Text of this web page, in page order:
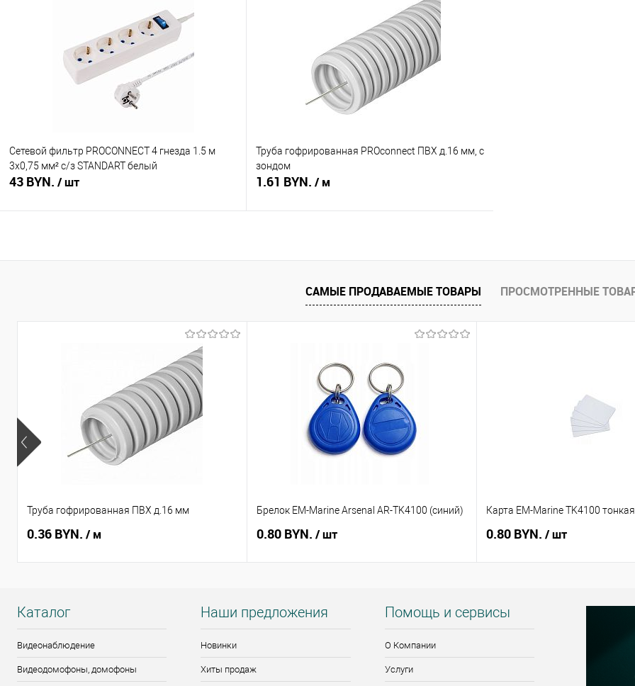
Сравнение
В наличии
Сравнение
В наличии
Сетевой фильтр PROCONNECT 4 гнезда 1.5 м
3х0,75 мм² с/з STANDART белый
43 BYN. / шт
Труба гофрированная PROconnect ПВХ д.16 мм, с
зондом
1.61 BYN. / м
САМЫЕ ПРОДАВАЕМЫЕ ТОВАРЫ ПРОСМОТРЕННЫЕ
Труба гофрированная ПВХ д.16 мм
0.36 BYN. / м
Брелок EM-Marine Arsenal AR-TK4100 (синий)
0.80 BYN. / шт
Карта EM-Marine TK4100
0.80 BYN. / шт
Каталог
Видеонаблюдение
Видеодомофоны, домофоны
Наши предложения
Новинки
Хиты продаж
Помощь и сервисы
О Компании
Услуги